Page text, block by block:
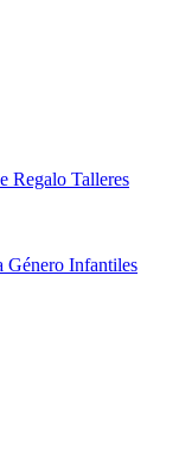
Regalo Talleres
Género Infantiles